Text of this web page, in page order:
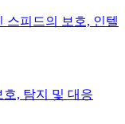
스피드의 보호, 인텔
, 탐지 및 대응